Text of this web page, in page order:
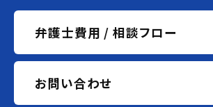
弁護士費用 / 相談フロー
お問い合わせ